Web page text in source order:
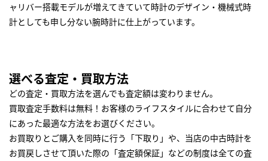
ャリバー搭載モデルが増えてきていて時計のデザイン・機械式時
計としても申し分ない腕時計に仕上がっています。
選べる査定・買取方法
どの査定・買取方法を選んでも査定額は変わりません。
買取査定手数料は無料！お客様のライフスタイルに合わせて自分
にあった最適な方法をお選びください。
お買取りとご購入を同時に行う「下取り」や、当店の中古時計を
お買戻しさせて頂いた際の「査定額保証」などの制度は全ての査